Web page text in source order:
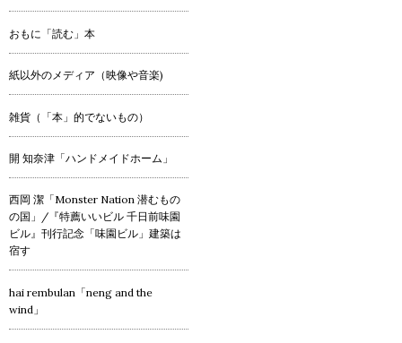
おもに「読む」本
紙以外のメディア（映像や音楽)
雑貨（「本」的でないもの）
開 知奈津「ハンドメイドホーム」
西岡 潔「Monster Nation 潜むもの
の国」/『特薦いいビル 千日前味園
ビル』刊行記念「味園ビル」建築は
宿す
hai rembulan「neng and the
wind」